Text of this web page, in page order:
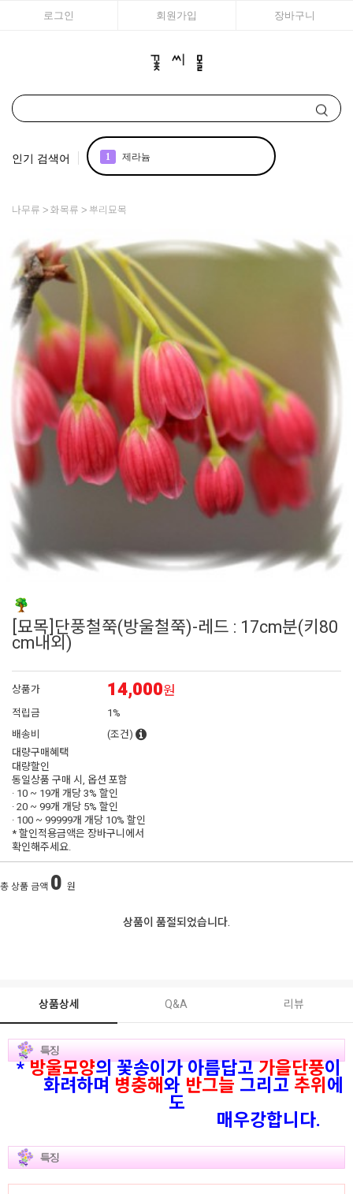
로그인 회원가입 장바구니
인기 검색어 1 제라늄
4 에키네시아
백합
어린모종 국화
8 페츄니아
9 백일홍
나무류 화목류 뿌리묘목
[묘목]단풍철쭉(방울철쭉)-레드 : 17cm분(키80
cm내외)
상품가 14,000원
적립금
1%
배송비
(조건)
대량구매혜택
대량할인
동일상품 구매 시, 옵션 포함
· 10 ~ 19개 개당3% 할인
· 20 ~ 99개 개당 5% 할인
· 100 ~ 99999개 개당 10% 할인
* 할인적용금액은 장바구니에서
확인해주세요.
총 상품 금액 0 원
상품이 품절되었습니다.
상품상세 Q&A 리뷰
*방울모양의 꽃송이가 아름답고가을단풍이
화려하며 병충해와 반그늘 그리고 추위에
도
매우강합니다.